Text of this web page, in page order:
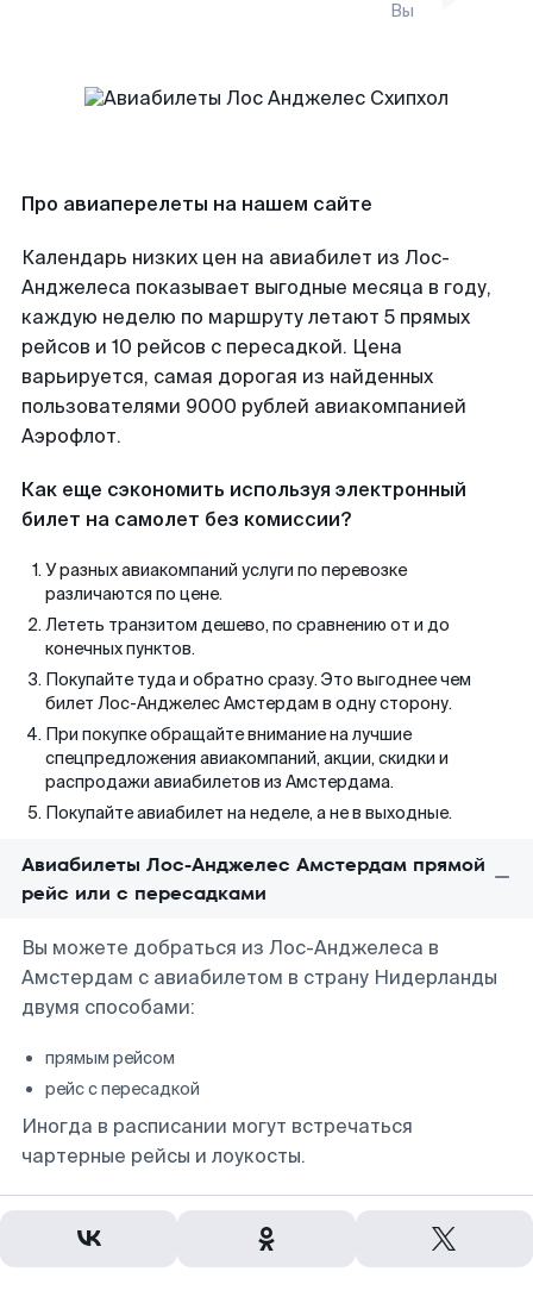
Вы
Про авиаперелеты на нашем сайте
Календарь низких цен на авиабилет из Лос-
Анджелеса показывает выгодные месяца в году,
каждую неделю по маршруту летают 5 прямых
рейсов и 10 рейсов с пересадкой. Цена
варьируется, самая дорогая из найденных
пользователями 9000 рублей авиакомпанией
Аэрофлот.
Как еще сэкономить используя электронный
билет на самолет без комиссии?
У разных авиакомпаний услуги по перевозке
различаются по цене.
Лететь транзитом дешево, по сравнению от и до
конечных пунктов.
Покупайте туда и обратно сразу. Это выгоднее чем
билет Лос-Анджелес Амстердам в одну сторону.
При покупке обращайте внимание на лучшие
спецпредложения авиакомпаний, акции, скидки и
распродажи авиабилетов из Амстердама.
Покупайте авиабилет на неделе, а не в выходные.
Авиабилеты Лос-Анджелес Амстердам прямой
рейс или с пересадками
Вы можете добраться из Лос-Анджелеса в
Амстердам с авиабилетом в страну Нидерланды
двумя способами:
прямым рейсом
рейс с пересадкой
Иногда в расписании могут встречаться
чартерные рейсы и лоукосты.